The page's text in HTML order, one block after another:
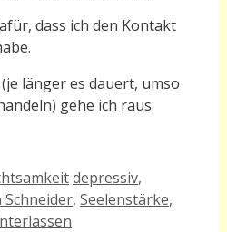
dass ich den Kontakt
länger es dauert, umso
gehe ich raus.
Schlagwörter
depressiv,
Schneider, Seelenstärke,